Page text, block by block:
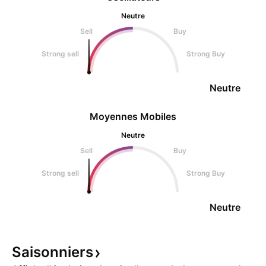
Neutre
Sell
Buy
Strong sell Strong Buy
Neutre
Moyennes Mobiles
Neutre
Sell
Buy
Strong sell Strong Buy
Neutre
Saisonniers